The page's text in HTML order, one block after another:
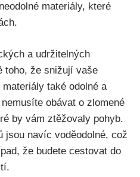
materiály, které
a udržitelných
toho, že snižují vaše
také odolné⁢ a
obávat o zlomené⁢
by vám ⁣ztěžovaly pohyb.
jsou navíc voděodolné, což
že budete cestovat do